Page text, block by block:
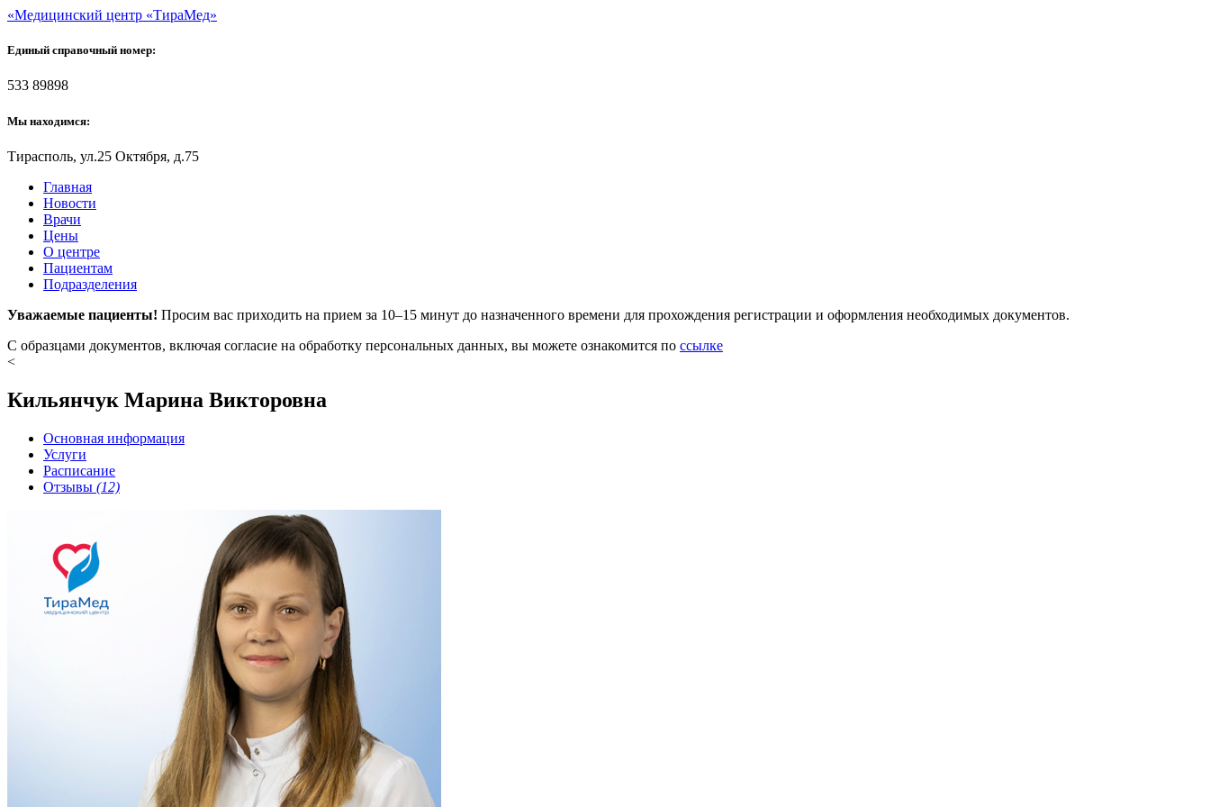
«Медицинский центр «ТираМед»
Единый справочный номер:
533 89898
Мы находимся:
Тирасполь, ул.25 Октября, д.75
Главная
Новости
Врачи
Цены
О центре
Пациентам
Подразделения
Уважаемые пациенты! Просим вас приходить на прием за 10–15 минут до назначенного времени для прохождения регистрации и оформления необходимых документов.
С образцами документов, включая согласие на обработку персональных данных, вы можете ознакомится по ссылке
<
Кильянчук Марина Викторовна
Основная информация
Услуги
Расписание
Отзывы (12)